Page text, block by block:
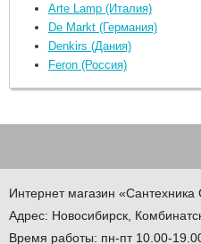
Arte Lamp (Италия)
De Markt (Германия)
Denkirs (Дания)
Feron (Россия)
Интернет магазин «Сантехника
Адрес: Новосибирск
Время работы: пн-пт 10.00-